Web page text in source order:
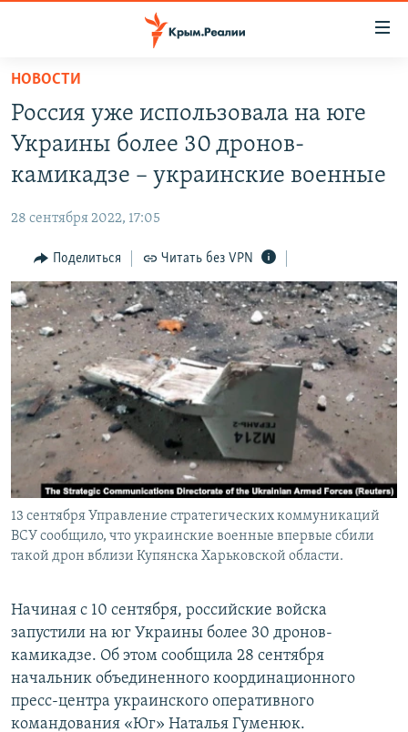
Вернуться
основному
содержанию
Вернутся
главной
навигации
Вернутся
поиску
СПЕЦПРОЕКТЫ
11 ЛЕТ ОККУПАЦИИ КРЫМА. 11 ИСТОРИЙ СОПРОТИВЛЕНИЯ
ВОДА
ЕЩЕ
ИНТЕРАКТИВ
ИНФОГРАФИКА
ТЕЛЕПРОЕКТ КРЫМ.РЕАЛИИ
СОВЕТЫ ПРАВОЗАЩИТНИКОВ
ПРОПАВШИЕ БЕЗ ВЕСТИ
ПОБЕДИТЕЛЕЙ НЕ СУДЯТ?
КРЫМ.НЕПОКОРЕННЫЙ
ELIFBE
УКРАИНСКАЯ ПРОБЛЕМА КРЫМА
РАДІО СВОБОДА
КАК ОБОЙТИ БЛОКИРОВКУ
Українською
Qırımtatar
ПРИСОЕДИНЯЙТЕСЬ!
Все сайты RFE/RL
НОВОСТИ
Россия уже использовала на юге
Украины более 30 дронов-
камикадзе – украинские военные
28 сентября 2022, 17:05
Поделиться Читать без VPN
13 сентября Управление стратегических коммуникаций
ВСУ сообщило, что украинские военные впервые сбили
такой дрон вблизи Купянска Харьковской области.
Начиная с 10 сентября, российские войска
запустили на юг Украины более 30 дронов-
камикадзе. Об этом сообщила 28 сентября
начальник объединенного координационного
пресс-центра украинского оперативного
командования «Юг» Наталья Гуменюк.